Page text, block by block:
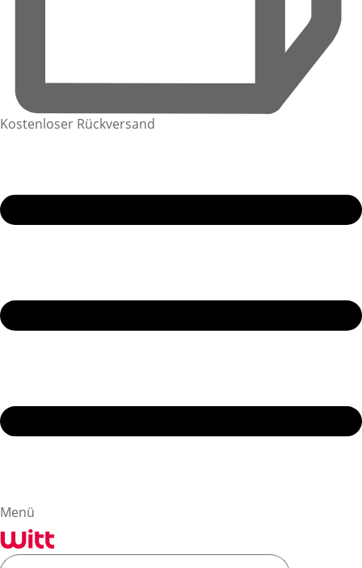
Kostenloser Rückversand
Menü